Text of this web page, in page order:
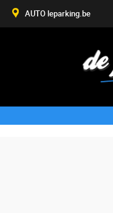
AUTO leparking.be